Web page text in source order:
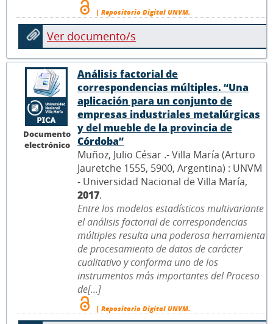
| Repositorio Digital UNVM.
Ver documento/s
Documento
electrónico
Análisis factorial de
correspondencias múltiples. “Una
aplicación para un conjunto de
empresas industriales metalúrgicas
y del mueble de la provincia de
Córdoba”
Muñoz, Julio César .- Villa María (Arturo
Jauretche 1555, 5900, Argentina) : UNVM
- Universidad Nacional de Villa María,
2017.
Entre los modelos estadísticos multivariante
el análisis factorial de correspondencias
múltiples resulta una poderosa herramienta
de procesamiento de datos de carácter
cualitativo y conforma uno de los
instrumentos más importantes del Proceso
de[...]
| Repositorio Digital UNVM.